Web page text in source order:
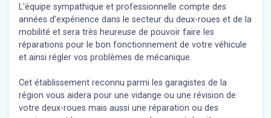
L'équipe sympathique et professionnelle compte des
années d'expérience dans le secteur du deux-roues et de la
mobilité et sera très heureuse de pouvoir faire les
réparations pour le bon fonctionnement de votre véhicule
et ainsi régler vos problèmes de mécanique.
Cet établissement reconnu parmi les garagistes de la
région vous aidera pour une vidange ou une révision de
votre deux-roues mais aussi une réparation ou des